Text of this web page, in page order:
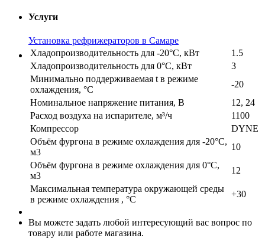
Услуги
Установка рефрижераторов в Самаре
Хладопроизводительность для -20°С, кВт
1.5
Хладопроизводительность для 0°С, кВт
3
Минимально поддерживаемая t в режиме
охлаждения, °C
-20
Номинальное напряжение питания, В
12, 24
Расход воздуха на испарителе, м³/ч
1100
Компрессор
DYNE
Объём фургона в режиме охлаждения для -20°С,
м3
10
Объём фургона в режиме охлаждения для 0°С,
м3
12
Максимальная температура окружающей среды
в режиме охлаждения , °С
+30
Вы можете задать любой интересующий вас вопрос по
товару или работе магазина.